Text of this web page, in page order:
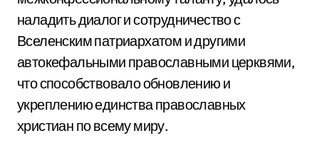
наладить диалог и сотрудничество с
Вселенским патриархатом и другими
автокефальными православными церквями,
что способствовало обновлению и
укреплению единства православных
христиан по всему миру.